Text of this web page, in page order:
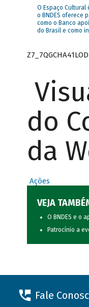
O Espaço Cultural
o BNDES oferece
como o Banco
do Brasil e como
do
da
Ações
VEJA
O BNDES e o
Patrocínio a
Fale